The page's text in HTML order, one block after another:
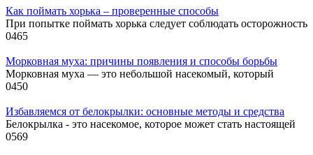
Как поймать хорька – проверенные способы
При попытке поймать хорька следует соблюдать осторожность
0465
Морковная муха: причины появления и способы борьбы
Морковная муха — это небольшой насекомый, который
0450
Избавляемся от белокрылки: основные методы и средства
Белокрылка - это насекомое, которое может стать настоящей
0569